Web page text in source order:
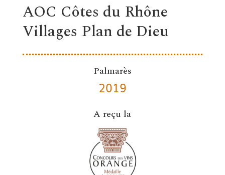
AOC Côtes du Rhône
Villages Plan de Dieu
Palmarès
2019
A reçu la